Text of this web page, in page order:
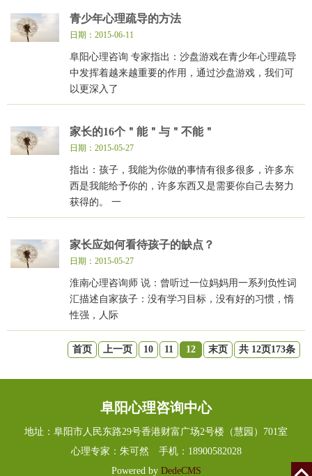
青少年心理疏导的方法
日期：2015-06-11
阜阳心理咨询 专家指出：沙盘游戏在青少年心理疏导
中发挥着越来越重要的作用，通过沙盘游戏，我们可
以更深入了
家长的16个＂能＂与＂不能＂
日期：2015-05-27
指出：孩子，我能为你做的事情有很多很多，许多东
西是我能给予你的，许多东西又是需要你自己去努力
获得的。 一
家长应如何看待孩子的缺点？
日期：2015-05-27
淮南心理咨询师 说：曾听过一位妈妈用一系列负性词
汇描述自家孩子：没有学习目标，没有好的习惯，惰
性强，人际
首页 上一页 10 11 12 末页 共 12页173条
阜阳心理咨询中心
地址：阜阳市人民东路29号香港财富广场2号楼（慧园）701室
心理专家：朱可然 手机：18900582028
Powered byDedeCMS